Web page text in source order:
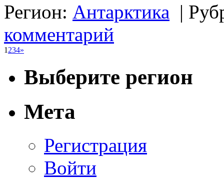
Регион: Антарктика |
комментарий
1 234»
Выберите регион
Мета
Регистрация
Войти